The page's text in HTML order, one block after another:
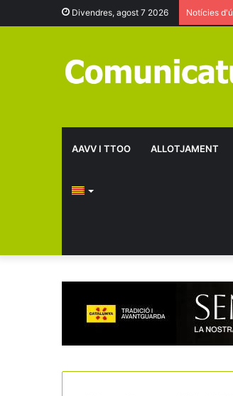
Divendres, agost 7 2026 Notícies
AAVV I TTOO ALLOTJAMENT